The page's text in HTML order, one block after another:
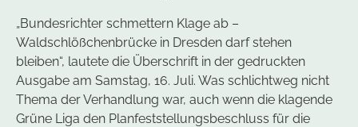
„Bundesrichter schmettern Klage ab –
Waldschlößchenbrücke in Dresden darf stehen
bleiben“, lautete die Überschrift in der gedruckten
Ausgabe am Samstag, 16. Juli. Was schlichtweg nicht
Thema der Verhandlung war, auch wenn die klagende
Grüne Liga den Planfeststellungsbeschluss für die